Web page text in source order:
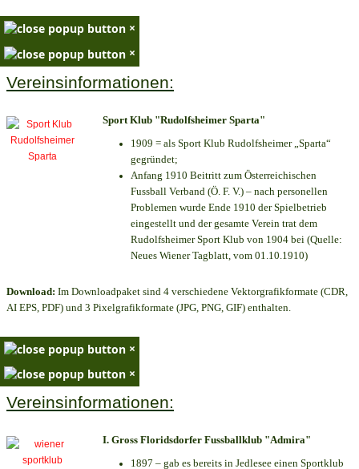
×
×
Vereinsinformationen:
Sport Klub "Rudolfsheimer Sparta"
1909 = als Sport Klub Rudolfsheimer „Sparta“
gegründet;
Anfang 1910 Beitritt zum Österreichischen
Fussball Verband (Ö. F. V.) – nach personellen
Problemen wurde Ende 1910 der Spielbetrieb
eingestellt und der gesamte Verein trat dem
Rudolfsheimer Sport Klub von 1904 bei (Quelle:
Neues Wiener Tagblatt, vom 01.10.1910)
Download: Im Downloadpaket sind 4 verschiedene Vektorgrafikformate (CDR,
AI EPS, PDF) und 3 Pixelgrafikformate (JPG, PNG, GIF) enthalten.
×
×
Vereinsinformationen:
I. Gross Floridsdorfer Fussballklub "Admira"
1897 – gab es bereits in Jedlesee einen Sportklub